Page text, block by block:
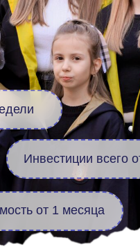
всего от 800 000 рублей